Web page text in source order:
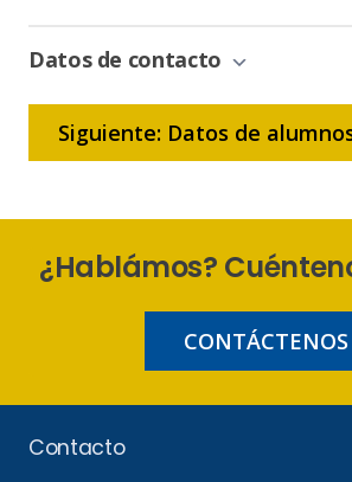
Bonificación
Datos de contacto
Siguiente: Datos de
¿Hablámos?
CONTÁCTENOS
Contacto